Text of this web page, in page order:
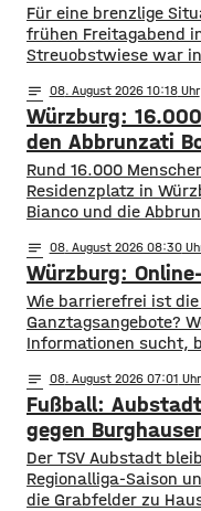
Für eine brenzlige
frühen Freitagabend
Streuobstwiese war
Fläche von mehreren
vier Bäume standen
Flammen auch einer
Wohnhäusern immer
notes 08. August 2026 10:18
Würzburg:
den Abbrunzati
Rund 16.000
Residenzplatz in
Bianco und die
abseits des
Picknick-Stimmung in
Bilder vom Konzert
notes 08. August 2026 08:30
Würzburg:
​​Wie barrierefrei ist
Ganztagsangebote?
Informationen sucht,
im Open-Data-Portal
Schulporträts
in städtischer
vorgestellt und
können
notes 08. August 2026 07:01
Fußball:
gegen
Der TSV Aubstadt
Regionalliga-Saison
die Grabfelder zu